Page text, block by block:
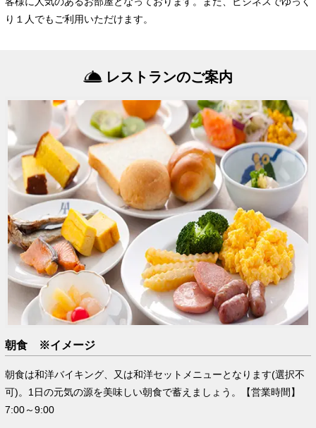
り１人でもご利用いただけます。
レストランのご案内
朝食 ※イメージ
朝食は和洋バイキング、又は和洋セットメニューとなります(選択不
可)。1日の元気の源を美味しい朝食で蓄えましょう。【営業時間】
7:00～9:00